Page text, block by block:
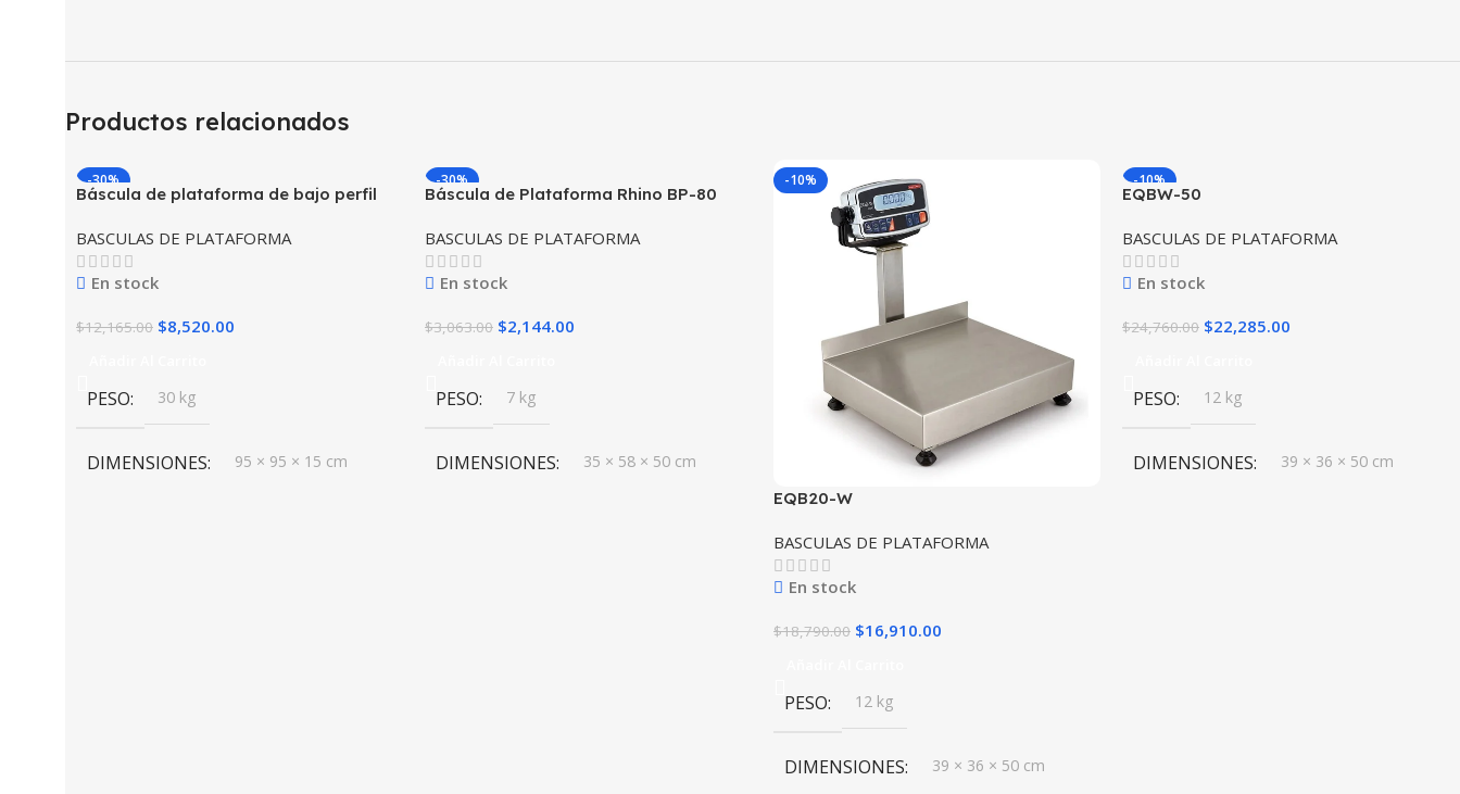
Productos relacionados
-30%
Báscula de plataforma de bajo perfil
BASCULAS DE PLATAFORMA
En stock
$12,165.00 $8,520.00
PESO 30 kg
DIMENSIONES 95 × 95 × 15 cm
-30%
Báscula de Plataforma Rhino BP-80
BASCULAS DE PLATAFORMA
En stock
$3,063.00 $2,144.00
PESO 7 kg
DIMENSIONES 35 × 58 × 50 cm
-10%
EQB20-W
BASCULAS DE PLATAFORMA
En stock
$18,790.00 $16,910.00
PESO 12 kg
DIMENSIONES 39 × 36 × 50 cm
-10%
EQBW-50
BASCULAS DE PLATAFORMA
En stock
$24,760.00 $22,285.00
PESO 12 kg
DIMENSIONES 39 × 36 × 50 cm